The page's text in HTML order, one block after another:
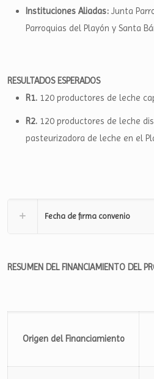
Instituciones Aliadas: Junta
Parroquias del Playón y Santa
RESULTADOS ESPERADOS
R1. 120 productores de leche
R2. 120 productores de leche
pasteurizadora de leche en el
Fecha de firma convenio
RESUMEN DEL FINANCIAMIENTO DEL
Origen del Financiamiento